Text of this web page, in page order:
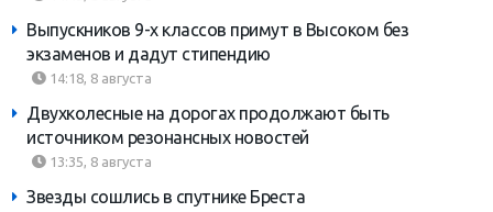
Выпускников 9-х классов примут в Высоком без
экзаменов и дадут стипендию
14:18, 8 августа
Двухколесные на дорогах продолжают быть
источником резонансных новостей
13:35, 8 августа
Звезды сошлись в спутнике Бреста